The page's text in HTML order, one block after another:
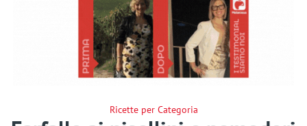
Ricette per Categoria